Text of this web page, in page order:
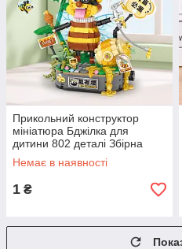
Прикольний конструктор
мініатюра Бджілка для
дитини 802 деталі Збірна
фігурка комаха для розвитку
уваги
Немає в наявності
1 ₴